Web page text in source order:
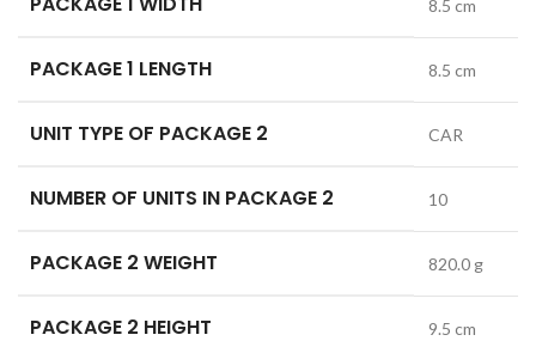
8.5 cm
PACKAGE 1 LENGTH 8.5 cm
UNIT TYPE OF PACKAGE 2 CAR
NUMBER OF UNITS IN PACKAGE 2 10
PACKAGE 2 WEIGHT 820.0 g
PACKAGE 2 HEIGHT 9.5 cm